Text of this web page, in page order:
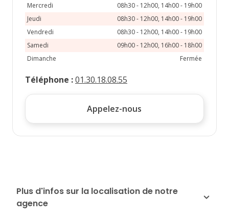
Mercredi
08h30 - 12h00, 14h00 - 19h00
Jeudi
08h30 - 12h00, 14h00 - 19h00
Vendredi
08h30 - 12h00, 14h00 - 19h00
Samedi
09h00 - 12h00, 16h00 - 18h00
Dimanche
Fermée
Téléphone :01.30.18.08.55
Appelez-nous
Plus d'infos sur la localisation de notre
agence